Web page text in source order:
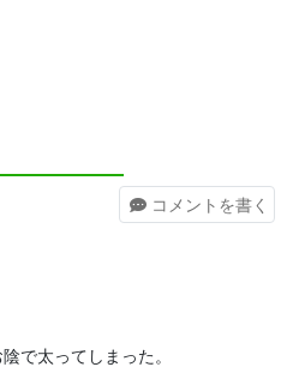
コメント を書く
で太ってしまった。